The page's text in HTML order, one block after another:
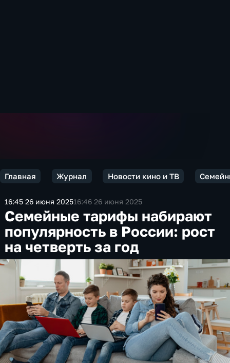
Главная Журнал Новости кино и ТВ
16:45 26 июня 202516:46 26 июня 2025
Семейные тарифы набирают
популярность в России: рост
на четверть за год